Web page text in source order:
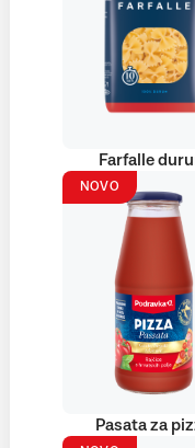
Farfalle
NOVO
Pasata za